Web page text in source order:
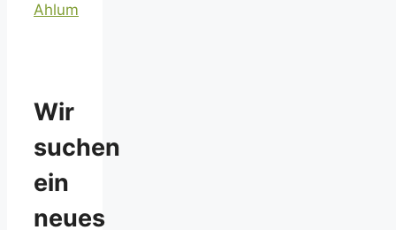
Ahlum
Wir
suchen
ein
neues